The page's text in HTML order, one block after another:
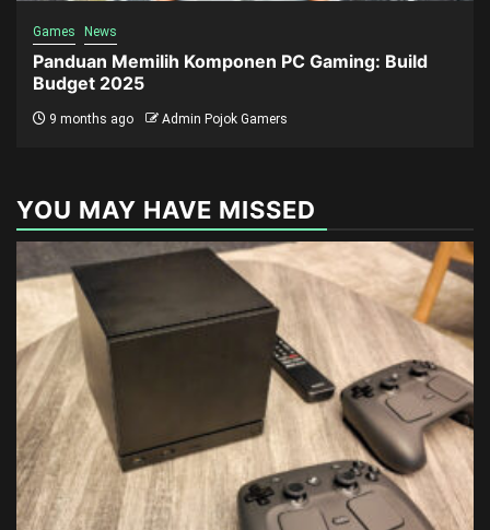
Games News
Panduan Memilih Komponen PC Gaming: Build
Budget 2025
9 months ago Admin Pojok Gamers
YOU MAY HAVE MISSED